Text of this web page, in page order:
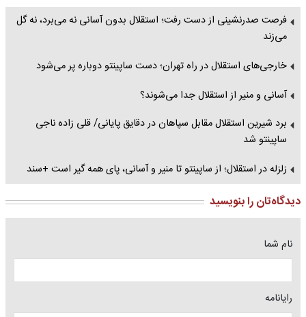
فرصت صدرنشینی از دست رفت؛ استقلال بدون آسانی نه می‌برد، نه گل
می‌زند
خارجی‌های استقلال در راه تهران؛ دست ساپینتو دوباره پر می‌شود
آسانی و منیر از استقلال جدا می‌شوند؟
برد شیرین استقلال مقابل سپاهان در دقایق پایانی/ قلی زاده ناجی
ساپینتو شد
زلزله در استقلال؛ از ساپینتو تا منیر و آسانی، پای همه گیر است +سند
دیدگاه‌تان را بنویسید
نام شما
رایانامه